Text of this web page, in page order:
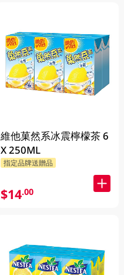
維他菓然系冰震檸檬茶 6
X 250ML
指定品牌送贈品
$14.00